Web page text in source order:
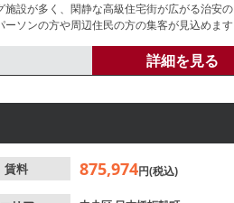
設が多く、閑静な高級住宅街が広がる治安
ソンの方や周辺住民の方の集客が見込めます
詳細を見る
賃料 875,974円(税込)